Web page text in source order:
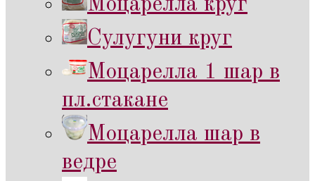
Моцарелла круг
Сулугуни круг
Моцарелла 1 шар в
пл.стакане
Моцарелла шар в
ведре